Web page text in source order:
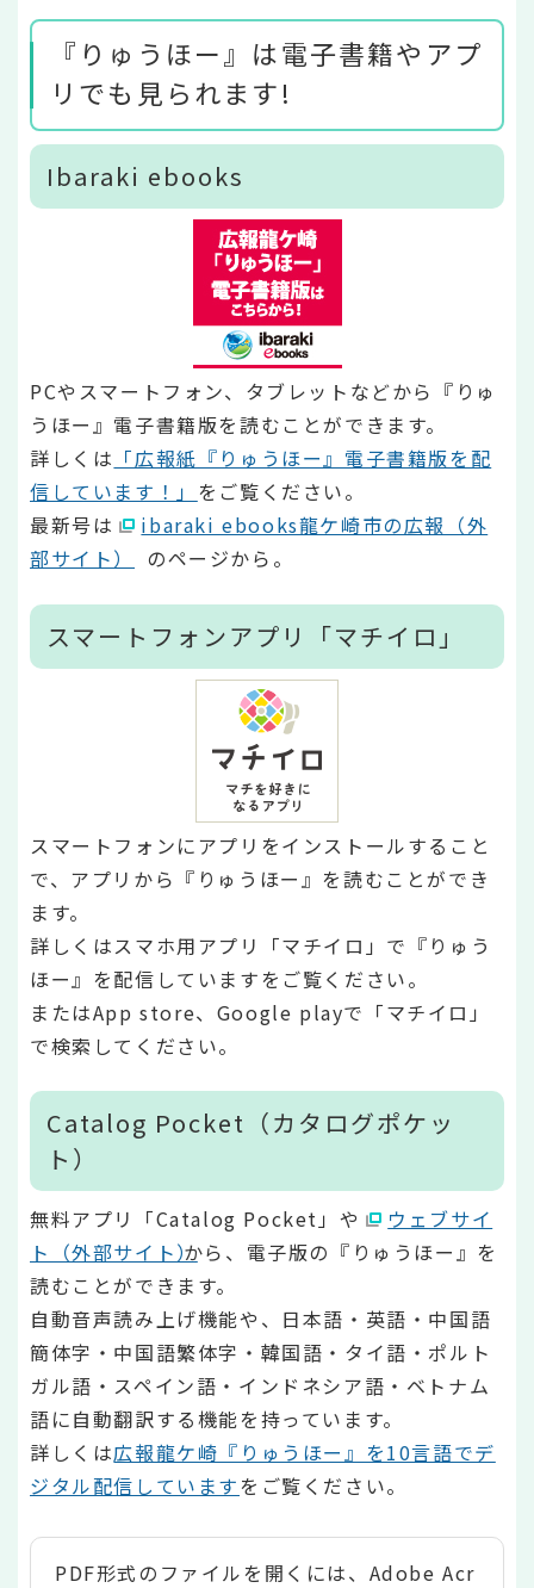
『りゅうほー』は電子書籍やアプ
リでも見られます!
Ibaraki ebooks
PCやスマートフォン、タブレットなどから『りゅ
うほー』電子書籍版を読むことができます。
詳しくは 「広報紙『りゅうほー』電子書籍版を配
信しています！」 をご覧ください。
最新号は
ibaraki ebooks龍ケ崎市の広報（外
部サイト）
のページから。
スマートフォンアプリ「マチイロ」
スマートフォンにアプリをインストールすること
で、アプリから『りゅうほー』を読むことができ
ます。
詳しくはスマホ用アプリ「マチイロ」で『りゅう
ほー』を配信していますをご覧ください。
またはApp store、Google playで「マチイロ」
で検索してください。
Catalog Pocket（カタログポケッ
ト）
無料アプリ「Catalog Pocket」や
ウェブサイ
ト（外部サイト）から、電子版の『りゅうほー』を
読むことができます。
自動音声読み上げ機能や、日本語・英語・中国語
簡体字・中国語繁体字・韓国語・タイ語・ポルト
ガル語・スペイン語・インドネシア語・ベトナム
語に自動翻訳する機能を持っています。
詳しくは広報龍ケ崎『りゅうほー』を10言語でデ
ジタル配信していますをご覧ください。
PDF形式のファイルを開くには、Adobe Acr